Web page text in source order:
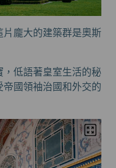
龐大的建築群是奧斯
低語著皇室生活的秘
國領袖治國和外交的